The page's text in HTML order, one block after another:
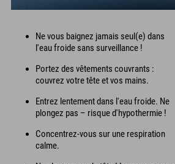
Ne vous baignez jamais seul(e) dans
l'eau froide sans surveillance !
Portez des vêtements couvrants :
couvrez votre tête et vos mains.
Entrez lentement dans l'eau froide. Ne
plongez pas – risque d'hypothermie !
Concentrez-vous sur une respiration
calme.